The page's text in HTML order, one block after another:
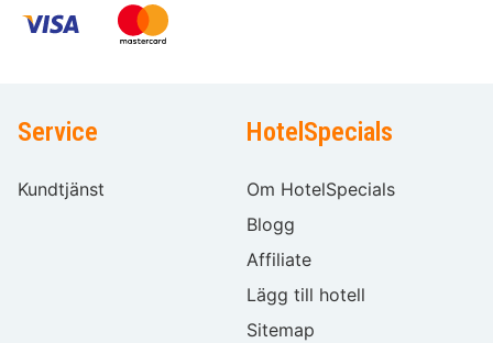
Service
Kundtjänst
HotelSpecials
Om HotelSpecials
Blogg
Affiliate
Lägg till hotell
Sitemap